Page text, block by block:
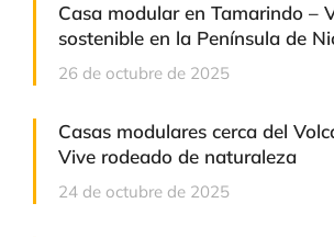
Casa modular en Tamarindo –
sostenible en la Península de
26 de octubre de 2025
Casas modulares cerca del
Vive rodeado de naturaleza
24 de octubre de 2025